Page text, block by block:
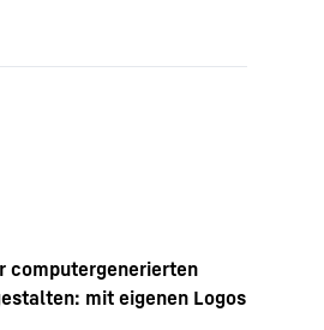
computergenerierten
mit eigenen Logos